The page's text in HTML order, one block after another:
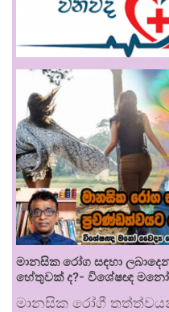
මානසික රෝග සඳහා
හේතුවක් ද?- විශේෂඥ
මානසික රෝගී